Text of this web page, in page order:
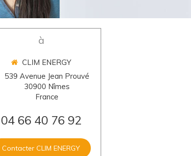
à
CLIM ENERGY
539 Avenue Jean Prouvé
30900 Nîmes
France
04 66 40 76 92
Contacter CLIM ENERGY